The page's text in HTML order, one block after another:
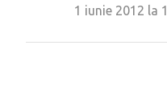
1 iunie 2012 la